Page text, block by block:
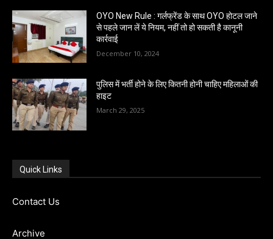
OYO New Rule : गर्लफ्रेंड के साथ OYO होटल जाने
से पहले जान लें ये नियम, नहीं तो हो सकती है कानूनी
कार्रवाई
December 10, 2024
पुलिस में भर्ती होने के लिए कितनी होनी चाहिए महिलाओं की
हाइट
March 29, 2025
Quick Links
Contact Us
Archive